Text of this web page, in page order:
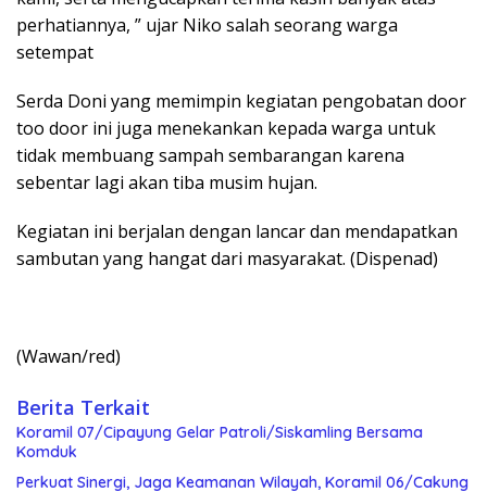
perhatiannya, ” ujar Niko salah seorang warga
setempat
Serda Doni yang memimpin kegiatan pengobatan door
too door ini juga menekankan kepada warga untuk
tidak membuang sampah sembarangan karena
sebentar lagi akan tiba musim hujan.
Kegiatan ini berjalan dengan lancar dan mendapatkan
sambutan yang hangat dari masyarakat. (Dispenad)
(Wawan/red)
Berita Terkait
Koramil 07/Cipayung Gelar Patroli/Siskamling Bersama
Komduk
Perkuat Sinergi, Jaga Keamanan Wilayah, Koramil 06/Cakung